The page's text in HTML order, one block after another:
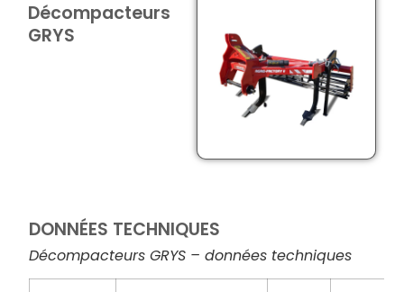
Décompacteurs
GRYS
DONNÉES TECHNIQUES
Décompacteurs GRYS – données techniques